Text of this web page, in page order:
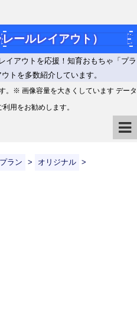
ールレイアウト）
イアウトを応援！知育おもちゃ「プラ
トを多数紹介しています。
。※ 画像容量を大きくしています データ
用をお勧めします。
ラン > オリジナル >